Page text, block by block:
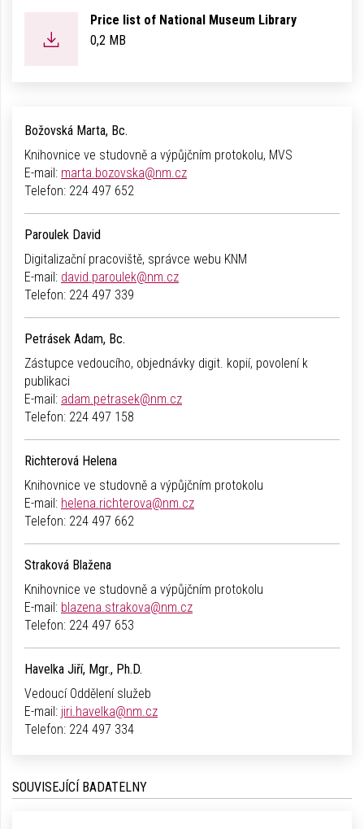
Price list of National Museum Library
0,2 MB
Božovská Marta, Bc.
Knihovnice ve studovně a výpůjčním protokolu, MVS
E-mail: marta.bozovska@nm.cz
Telefon: 224 497 652
Paroulek David
Digitalizační pracoviště, správce webu KNM
E-mail: david.paroulek@nm.cz
Telefon: 224 497 339
Petrásek Adam, Bc.
Zástupce vedoucího, objednávky digit. kopií, povolení k
publikaci
E-mail: adam.petrasek@nm.cz
Telefon: 224 497 158
Richterová Helena
Knihovnice ve studovně a výpůjčním protokolu
E-mail: helena.richterova@nm.cz
Telefon: 224 497 662
Straková Blažena
Knihovnice ve studovně a výpůjčním protokolu
E-mail: blazena.strakova@nm.cz
Telefon: 224 497 653
Havelka Jiří, Mgr., Ph.D.
Vedoucí Oddělení služeb
E-mail: jiri.havelka@nm.cz
Telefon: 224 497 334
SOUVISEJÍCÍ BADATELNY